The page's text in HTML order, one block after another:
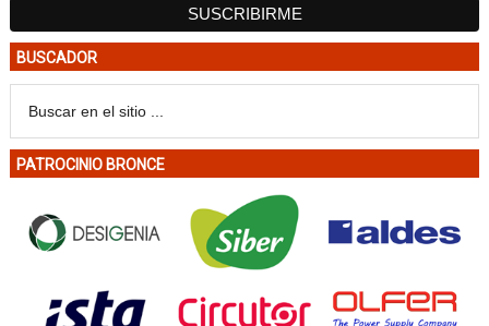
BUSCADOR
PATROCINIO BRONCE